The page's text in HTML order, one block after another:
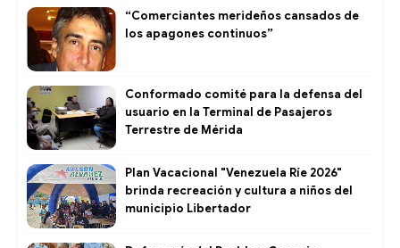
“Comerciantes merideños cansados de
los apagones continuos”
Conformado comité para la defensa del
usuario en la Terminal de Pasajeros
Terrestre de Mérida
Plan Vacacional "Venezuela Ríe 2026"
brinda recreación y cultura a niños del
municipio Libertador